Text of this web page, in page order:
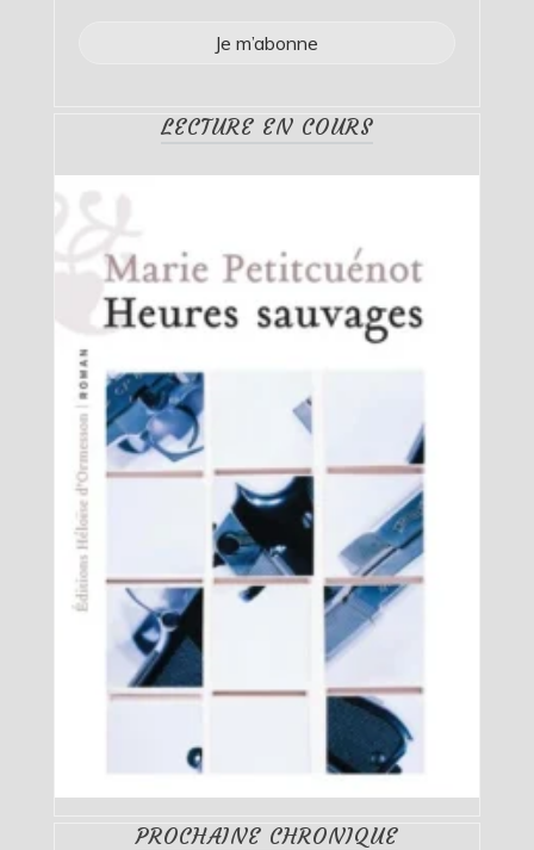
LECTURE EN COURS
PROCHAINE CHRONIQUE